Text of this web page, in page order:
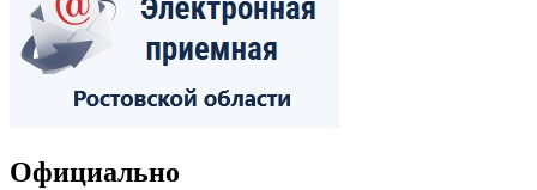
Официально